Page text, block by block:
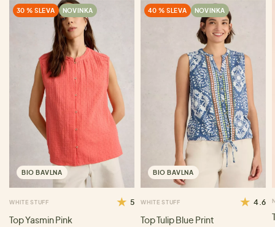
30 % SLEVA NOVINKA
BIO BAVLNA
WHITE STUFF 5
Top Yasmin Pink
40 % SLEVA NOVINKA
BIO BAVLNA
WHITE STUFF 4.6
Top Tulip Blue Print